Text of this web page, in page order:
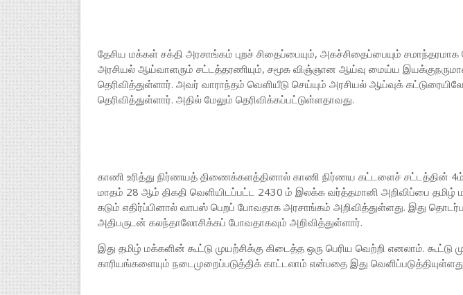
தேசிய மக்கள் சக்தி அரசாங்கம் புறச் சிதைப்பையும், அகச்சிதைப்பையும்
அரசியல் ஆய்வாளரும் சட்டத்தரணியும், சமூக விஞ்ஞான ஆய்வு மைய்ய
தெரிவித்துள்ளார். அவர் வாராந்தம் வெளியீடு செய்யும் அரசியல் ஆய்வுக்
தெரிவித்துள்ளார். அதில் மேலும் தெரிவிக்கப்பட்டுள்ளதாவது.
காணி உரித்து நிர்ணயத் திணைக்களத்தினால் காணி நிர்ணய கட்டளைச் சட்டத்தின் 4ம்
மாதம் 28 ஆம் திகதி வெளியிடப்பட்ட 2430 ம் இலக்க வர்த்தமானி அறிவிப்பை
கடும் எதிர்ப்பினால் வாபஸ் பெறப் போவதாக அரசாங்கம் அறிவித்துள்ளது. இது
அதிபருடன் கலந்தாலோசிக்கப் போவதாகவும் அறிவித்துள்ளார்.
இது தமிழ் மக்களின் கூட்டு முயற்சிக்கு கிடைத்த ஒரு பெரிய வெற்றி எனலாம்.
காரியங்களையும் நடைமுறைப்படுத்திக் காட்டலாம் என்பதை இது